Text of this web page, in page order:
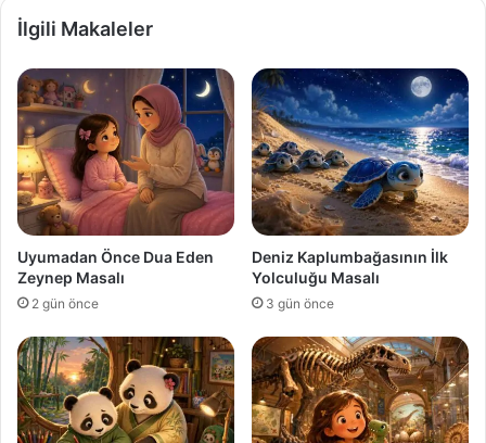
İlgili Makaleler
Uyumadan Önce Dua Eden
Zeynep Masalı
2 gün önce
Deniz Kaplumbağasının İlk
Yolculuğu Masalı
3 gün önce